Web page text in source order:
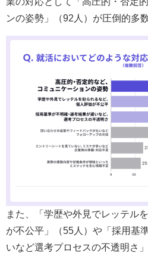
ンの姿勢」（92人）が圧倒的多
また、「学歴や外見でレッテル
が不公平」（55人）や「採用基
いなど選考プロセスの不透明さ